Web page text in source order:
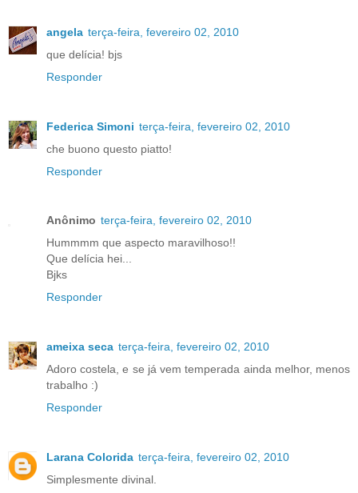
angela terça-feira, fevereiro 02, 2010
que delícia! bjs
Responder
Federica Simoni terça-feira, fevereiro 02, 2010
che buono questo piatto!
Responder
Anônimo terça-feira, fevereiro 02, 2010
Hummmm que aspecto maravilhoso!!
Que delícia hei...
Bjks
Responder
ameixa seca terça-feira, fevereiro 02, 2010
Adoro costela, e se já vem temperada ainda melhor, menos
trabalho :)
Responder
Larana Colorida terça-feira, fevereiro 02, 2010
Simplesmente divinal.